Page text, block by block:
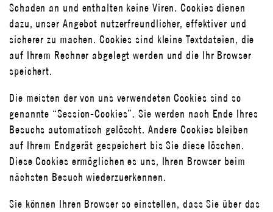
Schaden an und enthalten keine Viren. Cookies dienen
dazu, unser Angebot nutzerfreundlicher, effektiver und
sicherer zu machen. Cookies sind kleine Textdateien, die
auf Ihrem Rechner abgelegt werden und die Ihr Browser
speichert.
Die meisten der von uns verwendeten Cookies sind so
genannte “Session-Cookies”. Sie werden nach Ende Ihres
Besuchs automatisch gelöscht. Andere Cookies bleiben
auf Ihrem Endgerät gespeichert bis Sie diese löschen.
Diese Cookies ermöglichen es uns, Ihren Browser beim
nächsten Besuch wiederzuerkennen.
Sie können Ihren Browser so einstellen, dass Sie über das